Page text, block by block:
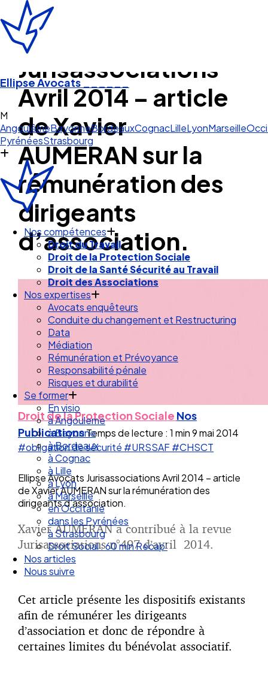
Ellipse Avocats ______
Marsei
AngoulêmeBayonneBordeauxCognacLilleLyonMarseille
PyrénéesStrasbourg
Nos compétences
Droit du Travail
Droit de la Protection Sociale
Droit de la Santé Sécurité au Travail
Droit des Associations
Nos expertises
Avocats enquêteurs
Conduite du changement et Restructuring
Data
Médiation
Rémunération et Prévoyance
Responsabilité pénale
Risques et durabilité
Se former
En visio
à Angouleme
à Bayonne
à Bordeaux
à Cognac
à Lille
à Lyon
à Marseille
en Occitanie
dans les Pyrénées
à Strasbourg
Droit Social : 60 min Recap’
Nos articles
Nous suivre
Jurisassociations
Avril 2014 – article
de Xavier
AUMERAN sur la
rémunération des
dirigeants
d’association.
Droit de la Protection Sociale Nos
PublicationsTemps de lecture : 1 min9 mai 2014
#obligation de sécurité #URSSAF#CHSCT
Ellipse Avocats Jurisassociations Avril 2014 – article
de Xavier AUMERAN sur la rémunération des
dirigeants d’association.
Xavier AUMERAN a contribué à la revue
Jurisassociations n°497d’avril 2014.
Cet article présente les dispositifs existants
afin de rémunérer les dirigeants
d’association et donc de répondre à
certaines limites du bénévolat associatif.